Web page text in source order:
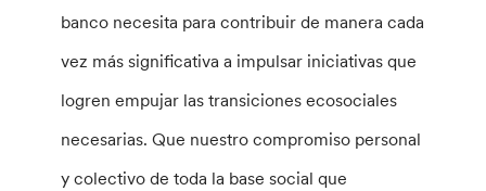
banco necesita para contribuir de manera cada
vez más significativa a impulsar iniciativas que
logren empujar las transiciones ecosociales
necesarias. Que nuestro compromiso personal
y colectivo de toda la base social que